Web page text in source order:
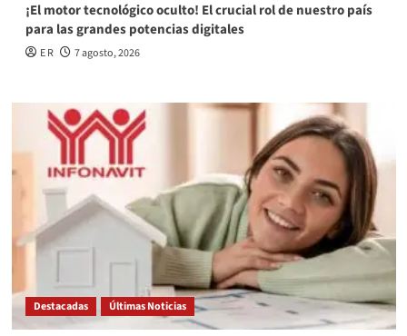
¡El motor tecnológico oculto! El crucial rol de nuestro país
para las grandes potencias digitales
E R 7 agosto, 2026
Destacadas Últimas Noticias